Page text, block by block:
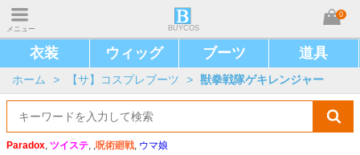
メニュー BUYCOS
0
衣装 ウィッグ ブーツ 道具
ホーム > 【サ】コスプレブーツ > 獣拳戦隊ゲキレンジャー
Paradox, ツイステ, ,呪術廻戦, ウマ娘